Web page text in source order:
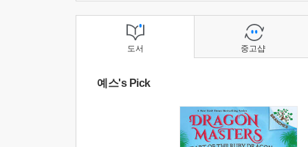
도서
예스's Pick
중고샵